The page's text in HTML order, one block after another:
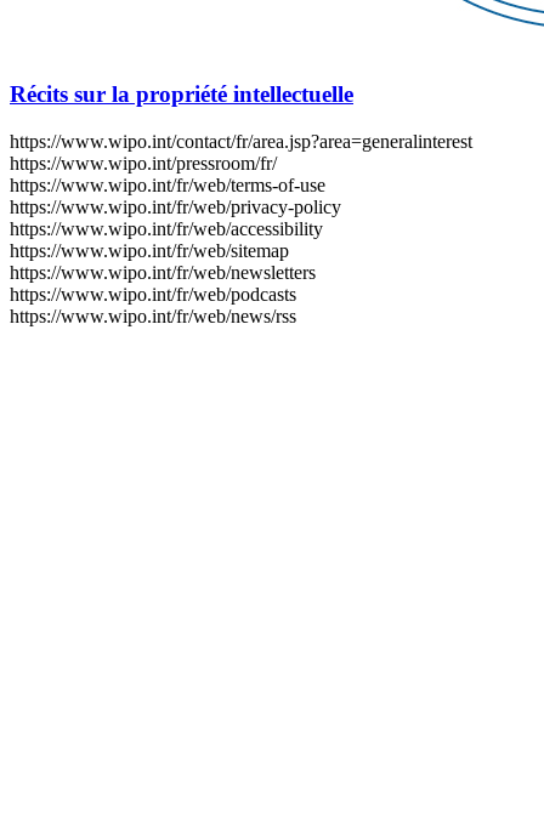
Récits sur la propriété intellectuelle
https://www.wipo.int/contact/fr/area.jsp?area=generalinterest
https://www.wipo.int/pressroom/fr/
https://www.wipo.int/fr/web/terms-of-use
https://www.wipo.int/fr/web/privacy-policy
https://www.wipo.int/fr/web/accessibility
https://www.wipo.int/fr/web/sitemap
https://www.wipo.int/fr/web/newsletters
https://www.wipo.int/fr/web/podcasts
https://www.wipo.int/fr/web/news/rss